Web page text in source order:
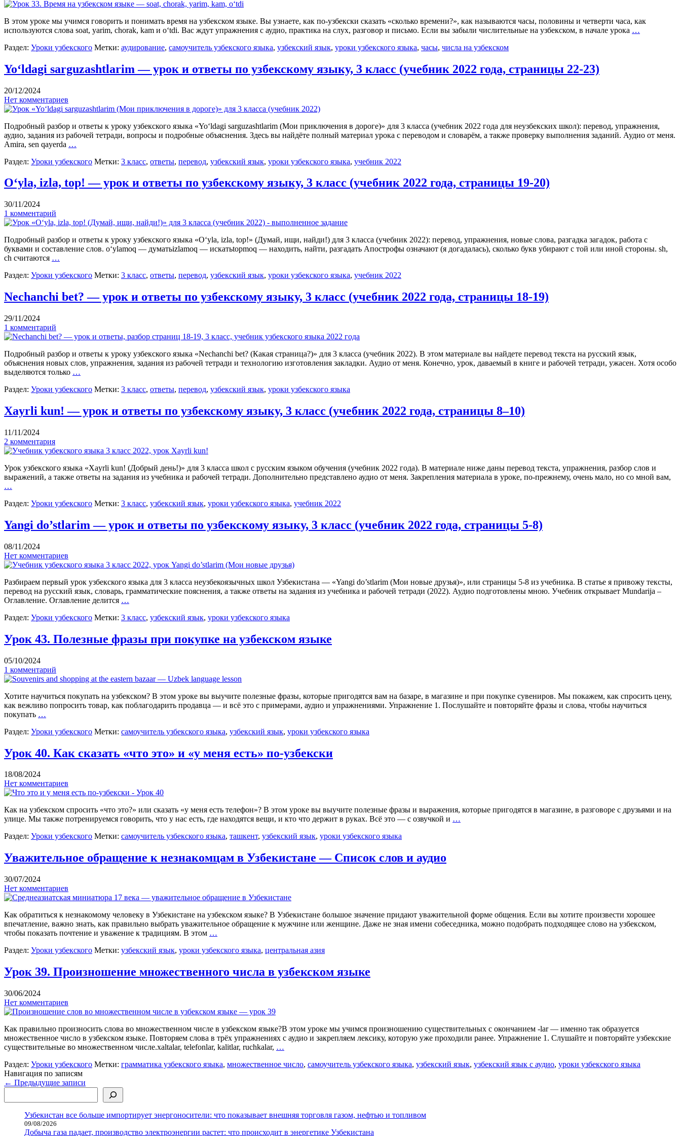
В этом уроке мы учимся говорить и понимать время на узбекском языке. Вы узнаете, как по-узбекски сказать «сколько времени?», как называются часы, половины и четверти часа, как
используются слова soat, yarim, chorak, kam и o‘tdi. Вас ждут упражнения с аудио, практика на слух, разговор и письмо. Если вы забыли числительные на узбекском, в начале урока …
Раздел: Уроки узбекского Метки: аудирование, самоучитель узбекского языка, узбекский язык, уроки узбекского языка, часы, числа на узбекском
Yo‘ldagi sarguzashtlarim — урок и ответы по узбекскому языку, 3 класс (учебник 2022 года, страницы 22-23)
20/12/2024
Нет комментариев
Подробный разбор и ответы к уроку узбекского языка «Yo‘ldagi sarguzashtlarim (Мои приключения в дороге)» для 3 класса (учебник 2022 года для неузбекских школ): перевод, упражнения,
аудио, задания из рабочей тетради, вопросы и подробные объяснения. Здесь вы найдёте полный материал урока с переводом и словарём, а также проверку выполнения заданий. Аудио от меня.
Amira, sen qayerda …
Раздел: Уроки узбекского Метки: 3 класс, ответы, перевод, узбекский язык, уроки узбекского языка, учебник 2022
O‘yla, izla, top! — урок и ответы по узбекскому языку, 3 класс (учебник 2022 года, страницы 19-20)
30/11/2024
1 комментарий
Подробный разбор и ответы к уроку узбекского языка «O‘yla, izla, top!» (Думай, ищи, найди!) для 3 класса (учебник 2022): перевод, упражнения, новые слова, разгадка загадок, работа с
буквами и составление слов. oʻylamoq — думатьizlamoq — искатьtopmoq — находить, найти, разгадать Апострофы означают (я догадалась), сколько букв убирают с той или иной стороны. sh,
ch считаются …
Раздел: Уроки узбекского Метки: 3 класс, ответы, перевод, узбекский язык, уроки узбекского языка, учебник 2022
Nechanchi bet? — урок и ответы по узбекскому языку, 3 класс (учебник 2022 года, страницы 18-19)
29/11/2024
1 комментарий
Подробный разбор и ответы к уроку узбекского языка «Nechanchi bet? (Какая страница?)» для 3 класса (учебник 2022). В этом материале вы найдете перевод текста на русский язык,
объяснения новых слов, упражнения, задания из рабочей тетради и технологию изготовления закладки. Аудио от меня. Конечно, урок, даваемый в книге и рабочей тетради, ужасен. Хотя особо
выделяются только …
Раздел: Уроки узбекского Метки: 3 класс, ответы, перевод, узбекский язык, уроки узбекского языка
Xayrli kun! — урок и ответы по узбекскому языку, 3 класс (учебник 2022 года, страницы 8–10)
11/11/2024
2 комментария
Урок узбекского языка «Xayrli kun! (Добрый день!)» для 3 класса школ с русским языком обучения (учебник 2022 года). В материале ниже даны перевод текста, упражнения, разбор слов и
выражений, а также ответы на задания из учебника и рабочей тетради. Дополнительно представлено аудио от меня. Закрепления материала в уроке, по-прежнему, очень мало, но со мной вам,
…
Раздел: Уроки узбекского Метки: 3 класс, узбекский язык, уроки узбекского языка, учебник 2022
Yangi do’stlarim — урок и ответы по узбекскому языку, 3 класс (учебник 2022 года, страницы 5-8)
08/11/2024
Нет комментариев
Разбираем первый урок узбекского языка для 3 класса неузбекоязычных школ Узбекистана — «Yangi do’stlarim (Мои новые друзья)», или страницы 5-8 из учебника. В статье я привожу тексты,
перевод на русский язык, словарь, грамматические пояснения, а также ответы на задания из учебника и рабочей тетради (2022). Аудио подготовлены мною. Учебник открывает Mundarija –
Оглавление. Оглавление делится …
Раздел: Уроки узбекского Метки: 3 класс, узбекский язык, уроки узбекского языка
Урок 43. Полезные фразы при покупке на узбекском языке
05/10/2024
1 комментарий
Хотите научиться покупать на узбекском? В этом уроке вы выучите полезные фразы, которые пригодятся вам на базаре, в магазине и при покупке сувениров. Мы покажем, как спросить цену,
как вежливо попросить товар, как поблагодарить продавца — и всё это с примерами, аудио и упражнениями. Упражнение 1. Послушайте и повторяйте фразы и слова, чтобы научиться
покупать …
Раздел: Уроки узбекского Метки: самоучитель узбекского языка, узбекский язык, уроки узбекского языка
Урок 40. Как сказать «что это» и «у меня есть» по-узбекски
18/08/2024
Нет комментариев
Как на узбекском спросить «что это?» или сказать «у меня есть телефон»? В этом уроке вы выучите полезные фразы и выражения, которые пригодятся в магазине, в разговоре с друзьями и на
улице. Мы также потренируемся говорить, что у нас есть, где находятся вещи, и кто что держит в руках. Всё это — с озвучкой и …
Раздел: Уроки узбекского Метки: самоучитель узбекского языка, ташкент, узбекский язык, уроки узбекского языка
Уважительное обращение к незнакомцам в Узбекистане — Список слов и аудио
30/07/2024
Нет комментариев
Как обратиться к незнакомому человеку в Узбекистане на узбекском языке? В Узбекистане большое значение придают уважительной форме общения. Если вы хотите произвести хорошее
впечатление, важно знать, как правильно выбрать уважительное обращение к мужчине или женщине. Даже не зная имени собеседника, можно подобрать подходящее слово на узбекском,
чтобы показать почтение и уважение к традициям. В этом …
Раздел: Уроки узбекского Метки: узбекский язык, уроки узбекского языка, центральная азия
Урок 39. Произношение множественного числа в узбекском языке
30/06/2024
Нет комментариев
Как правильно произносить слова во множественном числе в узбекском языке?В этом уроке мы учимся произношению существительных с окончанием -lar — именно так образуется
множественное число в узбекском языке. Повторяем слова в трёх упражнениях с аудио и закрепляем лексику, которую уже проходили ранее. Упражнение 1. Слушайте и повторяйте узбекские
существительные во множественном числе.xaltalar, telefonlar, kalitlar, ruchkalar, …
Раздел: Уроки узбекского Метки: грамматика узбекского языка, множественное число, самоучитель узбекского языка, узбекский язык, узбекский язык с аудио, уроки узбекского языка
Навигация по записям
← Предыдущие записи
Узбекистан все больше импортирует энергоносители: что показывает внешняя торговля газом, нефтью и топливом
09/08/2026
Добыча газа падает, производство электроэнергии растет: что происходит в энергетике Узбекистана